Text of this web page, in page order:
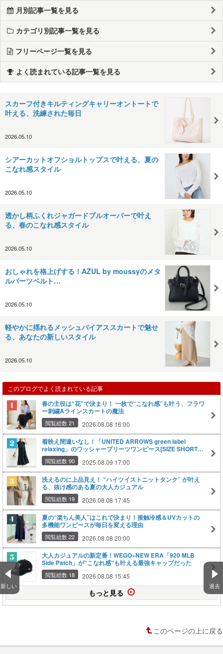
新しい 過去
月別記事一覧を見る
カテゴリ別記事一覧を見る
フリーページ一覧を見る
よく読まれている記事一覧を見る
スカーフ付きキルティングキャリーオントートで
叶える、洗練された毎日
2026.05.10
シアーカットオフショルトップスで叶える、夏の
こなれ感スタイル
2026.05.10
透かし柄ふくれジャガードプルオーバーで叶え
る、春のこなれ感スタイル
2026.05.10
おしゃれを格上げする！AZUL by moussyのメタ
ルパーツベルト…
2026.05.10
軽やかに揺れるメッシュバイアススカートで魅せ
る、あなたの新しいスタイル
2026.05.10
このブログでよく読まれている記事
春の主役は“花”で決まり！ 一枚で“こなれ感”も叶う、フラワ
ー刺繍Aラインスカートの魔法
閲覧総数 21 2026.08.08 16:00
着映え間違いなし！「UNITED ARROWS green label
relaxing」のワッシャープリーツワンピース[SIZE SHORT]
で魅せる大人の洗練スタイル
閲覧総数 90 2025.08.09 17:00
洗えるのに上品見え！ “ハイツイストニットタンク” が叶え
る、抜け感のある夏の大人カジュアル
閲覧総数 19 2026.08.08 17:45
夏の“楽ちん美人”はこれで決まり！接触冷感＆UVカットの
多機能ワンピースが毎日を変える理由
閲覧総数 22 2026.08.08 20:00
大人カジュアルの新定番！WEGO×NEW ERA「920 MLB
Side Patch」が“こなれ感”も叶える最強キャップだった
閲覧総数 18 2026.08.08 15:45
もっと見る
このページの上に戻る